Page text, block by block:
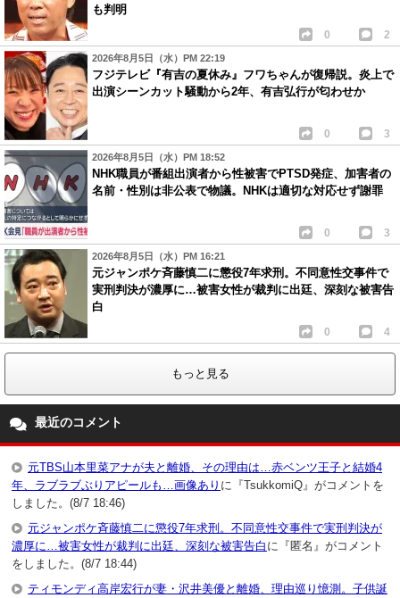
も判明
0 2
2026年8月5日（水）PM 22:19
フジテレビ『有吉の夏休み』フワちゃんが復帰説。炎上で
出演シーンカット騒動から2年、有吉弘行が匂わせか
0 3
2026年8月5日（水）PM 18:52
NHK職員が番組出演者から性被害でPTSD発症、加害者の
名前・性別は非公表で物議。NHKは適切な対応せず謝罪
0 3
2026年8月5日（水）PM 16:21
元ジャンポケ斉藤慎二に懲役7年求刑。不同意性交事件で
実刑判決が濃厚に…被害女性が裁判に出廷、深刻な被害告
白
0 4
もっと見る
最近のコメント
元TBS山本里菜アナが夫と離婚、その理由は…赤ベンツ王子と結婚4
年、ラブラブぶりアピールも…画像あり に『TsukkomiQ』がコメントを
しました。(8/7 18:46)
元ジャンポケ斉藤慎二に懲役7年求刑。不同意性交事件で実刑判決が
濃厚に…被害女性が裁判に出廷、深刻な被害告白 に『匿名』がコメント
をしました。(8/7 18:44)
ティモンディ高岸宏行が妻・沢井美優と離婚、理由巡り憶測。子供誕